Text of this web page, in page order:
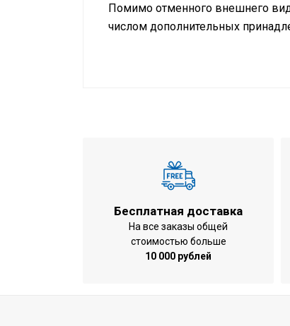
Помимо отменного внешнего
числом дополнительных
Габариты внутреннего блока
Потребляемая мощность при
Потребляемая мощность при
Расход воздуха
Бесплатная доставка
На все заказы общей
стоимостью больше
10 000 рублей